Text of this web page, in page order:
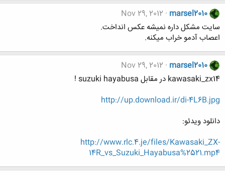
marsel2010
Nov 29, 2012
سایت مشکل داره نمیشه عکس انداخت.
اعصاب آدمو خراب میکنه.
marsel2010
Nov 29, 2012
kawasaki_zx14 در مقابل suzuki hayabusa !
http://up.download.ir/di-4L6B.jpg
دانلود ویدئو:
http://www.rlc.4.je/files/Kawasaki_ZX-
14R_vs_Suzuki_Hayabusa%2521.mp4